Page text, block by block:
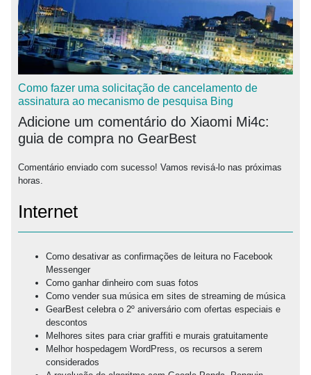
Como fazer uma solicitação de cancelamento de
assinatura ao mecanismo de pesquisa Bing
Adicione um comentário do Xiaomi Mi4c:
guia de compra no GearBest
Comentário enviado com sucesso! Vamos revisá-lo nas próximas
horas.
Internet
Como desativar as confirmações de leitura no Facebook
Messenger
Como ganhar dinheiro com suas fotos
Como vender sua música em sites de streaming de música
GearBest celebra o 2º aniversário com ofertas especiais e
descontos
Melhores sites para criar graffiti e murais gratuitamente
Melhor hospedagem WordPress, os recursos a serem
considerados